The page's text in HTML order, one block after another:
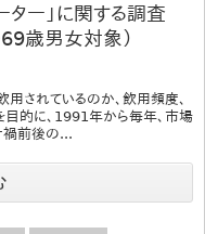
ー」に関する調査
歳男女対象）
用されているのか、飲用頻度、
的に、1991年から毎年、市場
禍前後の...